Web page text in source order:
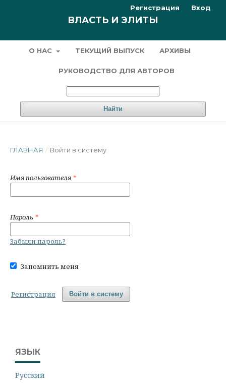
ВЛАСТЬ И ЭЛИТЫ
О НАС ТЕКУЩИЙ ВЫПУСК АРХИВЫ
РУКОВОДСТВО ДЛЯ АВТОРОВ
Найти
Регистрация Вход
ГЛАВНАЯ / Войти в систему
Имя пользователя *
Пароль *
Забыли пароль?
Запомнить меня
Войти в систему
Регистрация
ЯЗЫК
Русский